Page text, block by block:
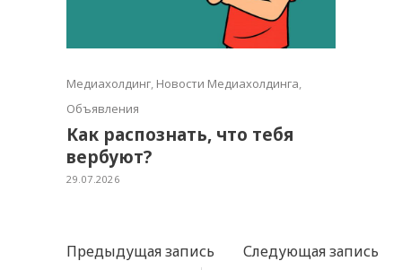
Медиахолдинг, Новости Медиахолдинга,
Объявления
Как распознать, что тебя
вербуют?
29.07.2026
Предыдущая запись
Следующая запись